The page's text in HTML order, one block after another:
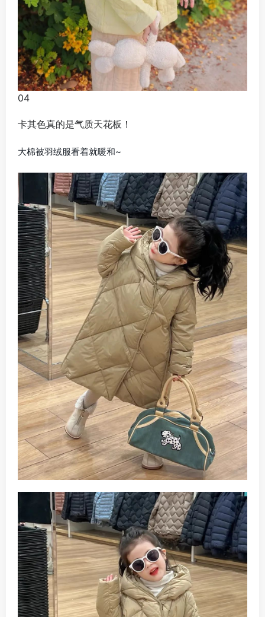
04
卡其色真的是气质天花板！
大棉被羽绒服看着就暖和~